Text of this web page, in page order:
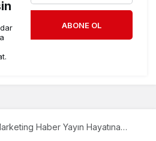
ABONE OL
Haber Yayın Hayatına